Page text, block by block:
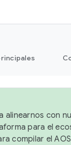
alinearnos con
para el
compilar el